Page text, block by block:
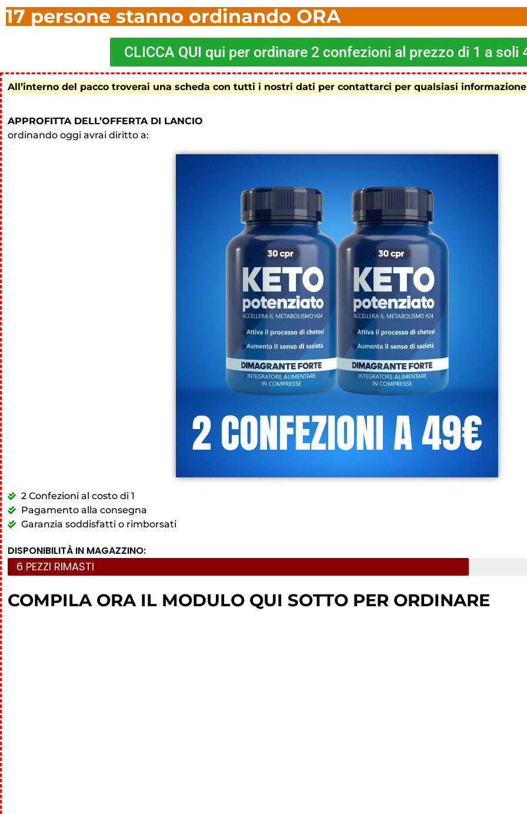
17 persone stanno ordinando ORA
CLICCA QUI qui per ordinare 2 confezioni al prezzo di 1 a soli
All’interno del pacco troverai una scheda con tutti i nostri dati per contattarci per qualsiasi
APPROFITTA DELL’OFFERTA DI LANCIO
ordinando oggi avrai diritto a:
2 Confezioni al costo di 1
Pagamento alla consegna
Garanzia soddisfatti o rimborsati
DISPONIBILITÀ IN MAGAZZINO:
6 PEZZI RIMASTI
COMPILA ORA IL MODULO QUI SOTTO PER ORDINARE